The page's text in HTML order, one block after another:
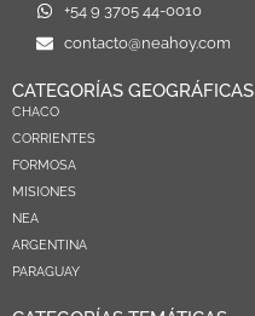
+54 9 3705 44-0010
contacto@neahoy.com
CATEGORÍAS GEOGRÁFICAS
CHACO
CORRIENTES
FORMOSA
MISIONES
NEA
ARGENTINA
PARAGUAY